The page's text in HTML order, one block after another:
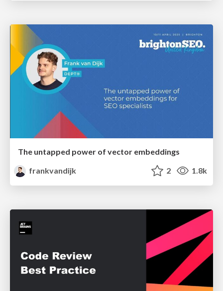
The untapped power of vector embeddings
frankvandijk
2 1.8k